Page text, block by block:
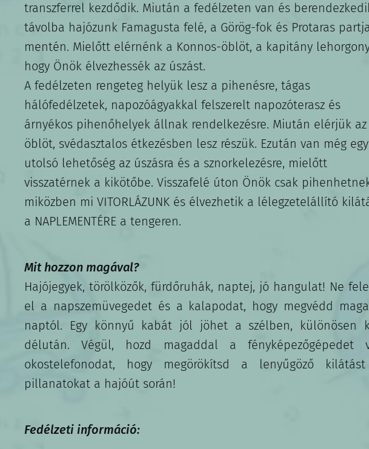
transzferrel kezdődik. Miután a fedélzeten van és
távolba hajózunk Famagusta felé, a Görög-fok és Protaras
mentén. Mielőtt elérnénk a Konnos-öblöt, a kapitány
hogy Önök élvezhessék az úszást.
A fedélzeten rengeteg helyük lesz a pihenésre, tágas
hálófedélzetek, napozóágyakkal felszerelt napozóterasz és
árnyékos pihenőhelyek állnak rendelkezésre. Miután elérjük az
öblöt, svédasztalos étkezésben lesz részük. Ezután van még egy
utolsó lehetőség az úszásra és a sznorkelezésre, mielőtt
visszatérnek a kikötőbe. Visszafelé úton Önök csak
miközben mi VITORLÁZUNK és élvezhetik a lélegzetelállító
a NAPLEMENTÉRE a tengeren.
Mit hozzon magával?
Hajójegyek, törölközők, fürdőruhák, naptej, jó hangulat! Ne
el a napszemüvegedet és a kalapodat, hogy megvédd
naptól. Egy könnyű kabát jól jöhet a szélben, különösen
délután. Végül, hozd magaddal a fényképezőgépedet
okostelefonodat, hogy megörökítsd a lenyűgöző
pillanatokat a hajóút során!
Fedélzeti információ: